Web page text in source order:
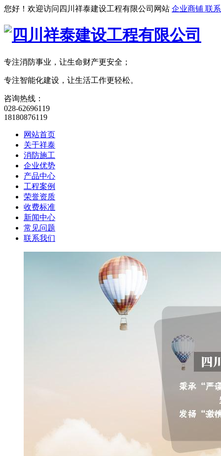
您好！欢迎访问四川祥泰建设工程有限公司网站 企业商铺 联
专注消防事业，让生命财产更安全；
专注智能化建设，让生活工作更轻松。
咨询热线：
028-62696119
18180876119
网站首页
关于祥泰
消防施工
企业优势
产品中心
工程案例
荣誉资质
收费标准
新闻中心
常见问题
联系我们